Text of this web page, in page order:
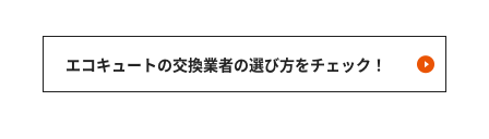
エコキュートの交換業者の選び方をチェック！